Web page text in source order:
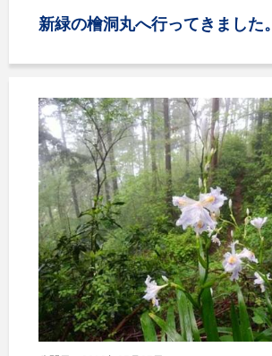
新緑の檜洞丸へ行ってきました。